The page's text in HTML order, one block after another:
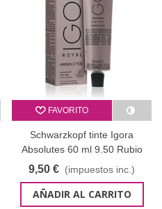
FAVORITO
Schwarzkopf tinte Igora
Absolutes 60 ml 9.50 Rubio
clarísimo dorado natural
9,50 € (impuestos inc.)
AÑADIR AL CARRITO